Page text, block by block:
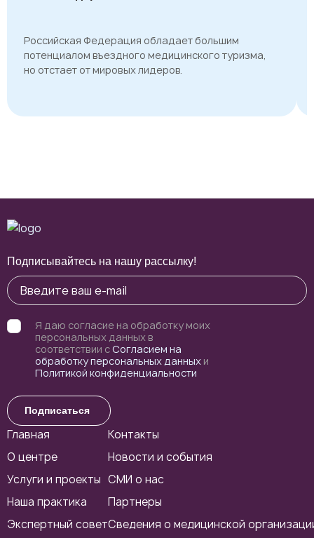
Российская Федерация обладает большим
потенциалом въездного медицинского туризма,
но отстает от мировых лидеров.
Подписывайтесь на нашу рассылку!
Я даю согласие на обработку моих
персональных данных в
соответствии сСогласием на
обработку персональных данных и
Политикой конфиденциальности
Подписаться
Главная
О центре
Услуги и проекты
Наша практика
Экспертный совет
Контакты
Новости и события
СМИ о нас
Партнеры
Сведения о медицинской